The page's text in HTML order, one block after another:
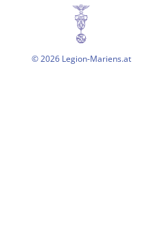
© 2026 Legion-Mariens.at